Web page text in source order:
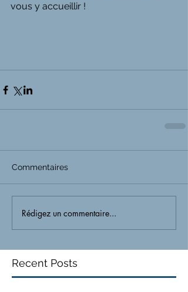
vous y accueillir !
Commentaires
Rédigez un commentaire...
Recent Posts